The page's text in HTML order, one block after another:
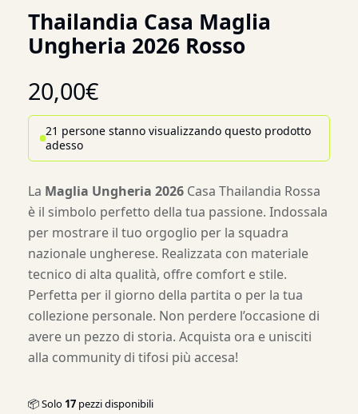
Thailandia Casa Maglia
Ungheria 2026 Rosso
20,00€
21 persone stanno visualizzando questo prodotto
adesso
La Maglia Ungheria 2026 Casa Thailandia Rossa
è il simbolo perfetto della tua passione. Indossala
per mostrare il tuo orgoglio per la squadra
nazionale ungherese. Realizzata con materiale
tecnico di alta qualità, offre comfort e stile.
Perfetta per il giorno della partita o per la tua
collezione personale. Non perdere l’occasione di
avere un pezzo di storia. Acquista ora e unisciti
alla community di tifosi più accesa!
📦 Solo 17 pezzi disponibili